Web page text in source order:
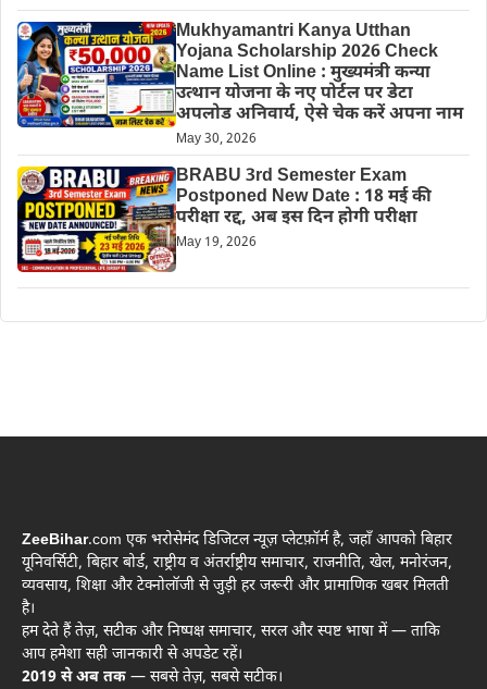
Mukhyamantri Kanya Utthan
Yojana Scholarship 2026 Check
Name List Online : मुख्यमंत्री कन्या
उत्थान योजना के नए पोर्टल पर डेटा
अपलोड अनिवार्य, ऐसे चेक करें अपना नाम
May 30, 2026
BRABU 3rd Semester Exam
Postponed New Date : 18 मई की
परीक्षा रद्द, अब इस दिन होगी परीक्षा
May 19, 2026
ZeeBihar.com एक भरोसेमंद डिजिटल न्यूज़ प्लेटफ़ॉर्म है, जहाँ आपको बिहार
यूनिवर्सिटी, बिहार बोर्ड, राष्ट्रीय व अंतर्राष्ट्रीय समाचार, राजनीति, खेल, मनोरंजन,
व्यवसाय, शिक्षा और टेक्नोलॉजी से जुड़ी हर जरूरी और प्रामाणिक खबर मिलती
है।
हम देते हैं तेज़, सटीक और निष्पक्ष समाचार, सरल और स्पष्ट भाषा में — ताकि
आप हमेशा सही जानकारी से अपडेट रहें।
2019 से अब तक — सबसे तेज़, सबसे सटीक।